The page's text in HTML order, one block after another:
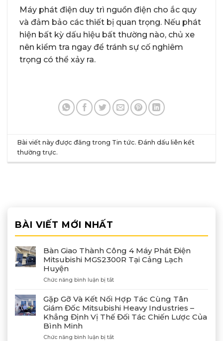
Máy phát điện duy trì nguồn điện cho ắc quy
và đảm bảo các thiết bị quan trọng. Nếu phát
hiện bất kỳ dấu hiệu bất thường nào, chủ xe
nên kiểm tra ngay để tránh sự cố nghiêm
trọng có thể xảy ra.
Bài viết này được đăng trong Tin tức. Đánh dấu liên kết
thường trực.
BÀI VIẾT MỚI NHẤT
Bàn Giao Thành Công 4 Máy Phát Điện
Mitsubishi MGS2300R Tại Cảng Lạch
Huyện
Chức năng bình luận bị tắtở
Giao
Thành
Công
4
Phát
Gặp Gỡ Và Kết Nối Hợp Tác Cùng Tân
Giám Đốc Mitsubishi Heavy Industries –
Khẳng Định Vị Thế Đối Tác Chiến Lược Của
Bình Minh
Chức năng bình luận bị tắtở